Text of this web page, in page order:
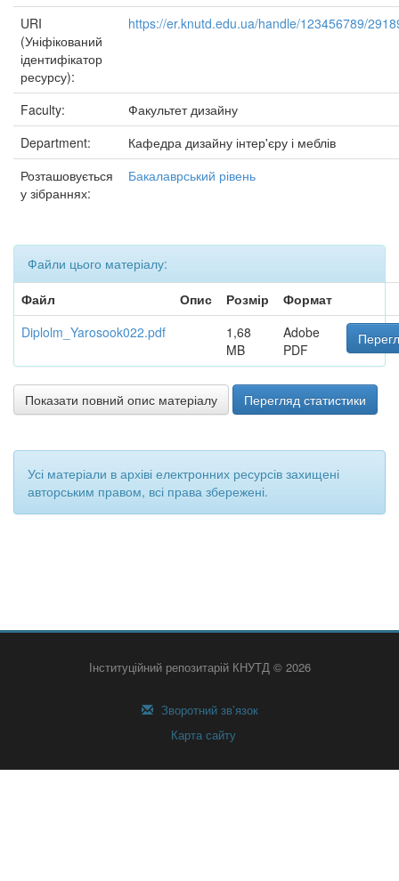
URI
(Уніфікований
ідентифікатор
ресурсу):
https://er.knutd.edu.ua/handle/123456789/
Faculty:
Факультет дизайну
Department:
Кафедра дизайну інтер'єру і меблів
Розташовується
у зібраннях:
Бакалаврський рівень
Файли цього матеріалу:
Файл
Опис Розмір
Формат
Diplolm_Yarosook022.pdf
1,68
MB
Adobe
PDF
Показати повний опис матеріалу Перегляд статистики
Усі матеріали в архіві електронних ресурсів захищені
авторським правом, всі права збережені.
Інституційний репозитарій КНУТД © 2026
Зворотний зв’язок
Карта сайту